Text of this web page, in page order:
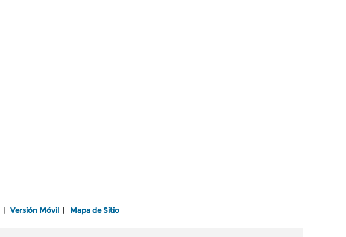
Versión Móvil Mapa de Sitio